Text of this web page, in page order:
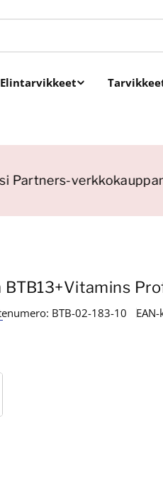
Elintarvikkeet
BTB13+Vitamins
BTB-02-183-10